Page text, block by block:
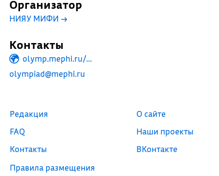
Организатор
НИЯУ МИФИ →
Контакты
olymp.mephi.ru/...
olympiad@mephi.ru
Редакция
FAQ
Контакты
Правила размещения
О сайте
Наши проекты
ВКонтакте